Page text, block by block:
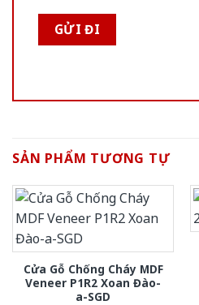
SẢN PHẨM TƯƠNG TỰ
Cửa Gỗ Chống Cháy MDF
Veneer P1R2 Xoan Đào-
a-SGD